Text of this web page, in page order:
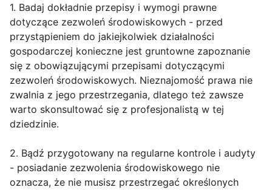
1. Badaj dokładnie przepisy i wymogi prawne
dotyczące zezwoleń środowiskowych - przed
przystąpieniem do jakiejkolwiek działalności
gospodarczej konieczne jest gruntowne zapoznanie
się z obowiązującymi przepisami dotyczącymi
zezwoleń środowiskowych. Nieznajomość prawa nie
zwalnia z jego przestrzegania, dlatego też zawsze
warto skonsultować się z profesjonalistą w tej
dziedzinie.
2. Bądź przygotowany na regularne kontrole i audyty
- posiadanie zezwolenia środowiskowego nie
oznacza, że nie musisz przestrzegać określonych